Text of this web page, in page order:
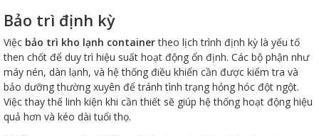
Bảo trì định kỳ
Việc bảo trì kho lạnh containertheo lịch trình định kỳ là yếu tố
then chốt để duy trì hiệu suất hoạt động ổn định. Các bộ phận như
máy nén, dàn lạnh, và hệ thống điều khiển cần được kiểm tra và
bảo dưỡng thường xuyên để tránh tình trạng hỏng hóc đột ngột.
Việc thay thế linh kiện khi cần thiết sẽ giúp hệ thống hoạt động hiệu
quả hơn và kéo dài tuổi thọ.